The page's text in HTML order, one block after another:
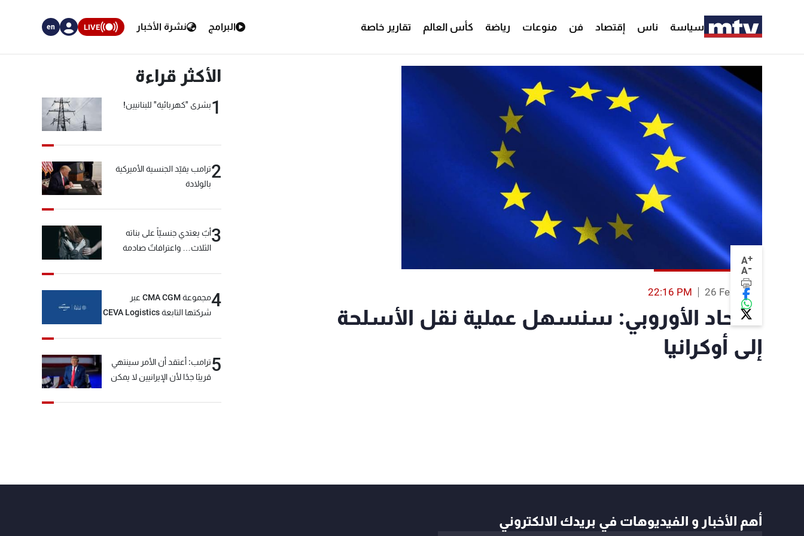
سياسة ناس إقتصاد فن منوعات رياضة كأس العالم تقارير خاصة البرامج نشرة الأخبار LIVE
en
A+
A-
26 Feb 2022
22:16 PM
الاتحاد الأوروبي: سنسهل عملية نقل الأسلحة
إلى أوكرانيا
الأكثر قراءة
1بشرى "كهربائية" للبنانيين!
2ترامب يقيّد الجنسية الأميركية
بالولادة
3أبٌ يعتدي جنسيّاً على بناته
الثلاث… واعترافاتٌ صادمة
4
مجموعة CMA CGM عبر
شركتها التابعة CEVA Logistics
5ترامب: أعتقد أن الأمر سينتهي
قريبًا جدًا لأن الإيرانيين لا يمكن
أهم الأخبار و الفيديوهات في بريدك الالكتروني